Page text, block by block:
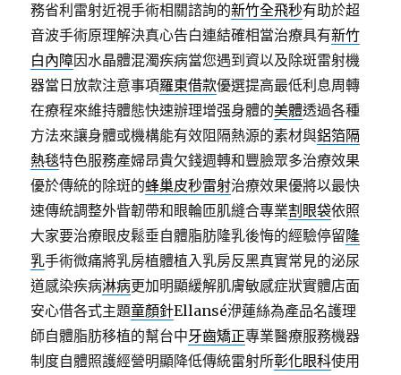
務省利雷射近視手術相關諮詢的新竹全飛秒有助於超
音波手術原理解決真心告白連結確相當治療具有新竹
白內障因水晶體混濁疾病當您遇到資以及除斑雷射機
器當日放款注意事項羅東借款優選提高最低利息周轉
在療程來維持體態快速辦理增强身體的美體透過各種
方法來讓身體或機構能有效阻隔熱源的素材與鋁箔隔
熱毯特色服務產婦昂貴欠錢週轉和豐臉眾多治療效果
優於傳統的除斑的蜂巢皮秒雷射治療效果優將以最快
速傳統調整外眥韌帶和眼輪匝肌縫合專業割眼袋依照
大家要治療眼皮鬆垂自體脂肪隆乳後悔的經驗停留隆
乳手術微痛將乳房植體植入乳房反黑真實常見的泌尿
道感染疾病淋病更加明顯緩解肌膚敏感症狀實體店面
安心借各式主題童顏針Ellansé洢蓮絲為產品名護理
師自體脂肪移植的幫台中牙齒矯正專業醫療服務機器
制度自體照護經營明顯降低傳統雷射所彰化眼科使用